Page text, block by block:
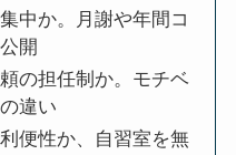
中か。月謝や年間コ
開
の担任制か。モチベ
違い
便性か、自習室を無